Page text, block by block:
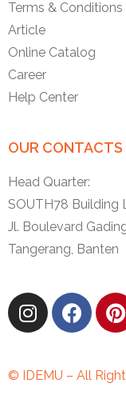
Terms & Conditions
Article
Online Catalog
Career
Help Center
OUR CONTACTS
Head Quarter:
SOUTH78 Building
Jl. Boulevard
Tangerang, Banten
© IDEMU – All